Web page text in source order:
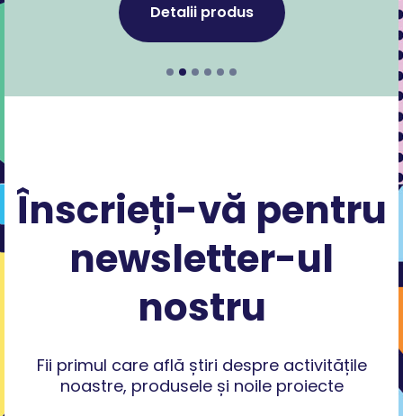
Detalii produs
Înscrieți-vă pentru
newsletter-ul
nostru
Fii primul care află știri despre activitățile
noastre, produsele și noile proiecte